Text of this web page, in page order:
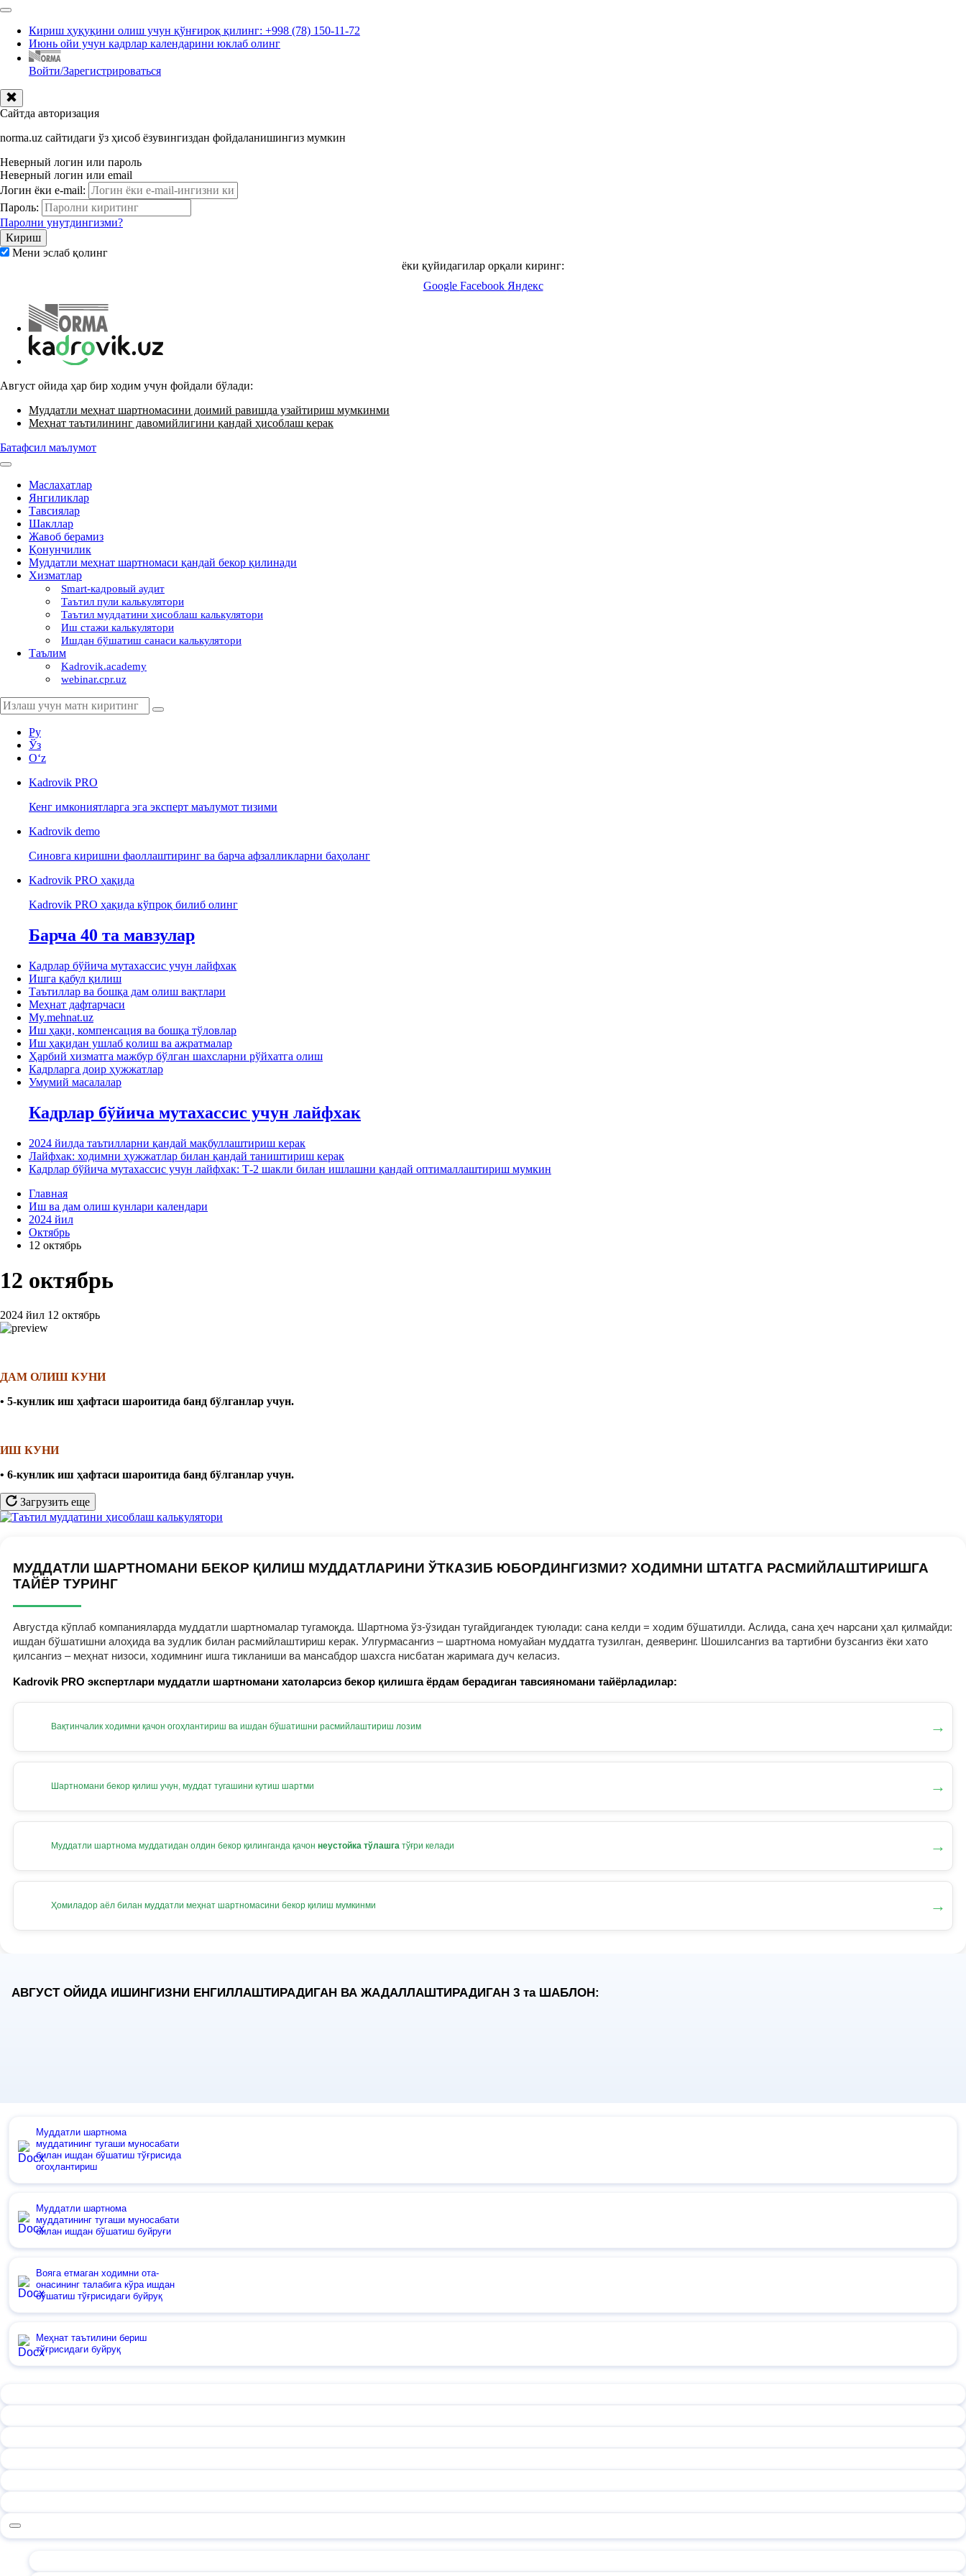
Кириш ҳуқуқини олиш учун қўнғироқ қилинг: +998 (78) 150-11-72
Июнь ойи учун кадрлар календарини юклаб олинг
Войти/Зарегистрироваться
Сайтда авторизация
norma.uz сайтидаги ўз ҳисоб ёзувингиздан фойдаланишингиз мумкин
Неверный логин или пароль
Неверный логин или email
Логин ёки e-mail:
Пароль:
Паролни унутдингизми?
Мени эслаб қолинг
ёки қуйидагилар орқали киринг:
Google Facebook Яндекс
Август ойида ҳар бир ходим учун фойдали бўлади:
Муддатли меҳнат шартномасини доимий равишда узайтириш мумкинми
Меҳнат таътилининг давомийлигини қандай ҳисоблаш керак
Батафсил маълумот
Маслаҳатлар
Янгиликлар
Тавсиялар
Шакллар
Жавоб берамиз
Қонунчилик
Муддатли меҳнат шартномаси қандай бекор қилинади
Хизматлар
Smart-кадровый аудит
Таътил пули калькулятори
Таътил муддатини ҳисоблаш калькулятори
Иш стажи калькулятори
Ишдан бўшатиш санаси калькулятори
Таълим
Kadrovik.academy
webinar.cpr.uz
Ру
Ўз
Oʻz
Kadrovik PRO
Кенг имкониятларга эга эксперт маълумот тизими
Kadrovik demo
Синовга киришни фаоллаштиринг ва барча афзалликларни баҳоланг
Kadrovik PRO ҳақида
Kadrovik PRO ҳақида кўпроқ билиб олинг
Барча 40 та мавзулар
Кадрлар бўйича мутахассис учун лайфхак
Ишга қабул қилиш
Таътиллар ва бошқа дам олиш вақтлари
Меҳнат дафтарчаси
My.mehnat.uz
Иш ҳақи, компенсация ва бошқа тўловлар
Иш ҳақидан ушлаб қолиш ва ажратмалар
Ҳарбий хизматга мажбур бўлган шахсларни рўйхатга олиш
Кадрларга доир ҳужжатлар
Умумий масалалар
Кадрлар бўйича мутахассис учун лайфхак
2024 йилда таътилларни қандай мақбуллаштириш керак
Лайфхак: ходимни ҳужжатлар билан қандай таништириш керак
Кадрлар бўйича мутахассис учун лайфхак: Т-2 шакли билан ишлашни қандай оптималлаштириш мумкин
Главная
Иш ва дам олиш кунлари календари
2024 йил
Октябрь
12 октябрь
12 октябрь
2024 йил 12 октябрь
ДАМ ОЛИШ КУНИ
• 5-кунлик иш ҳафтаси шароитида банд бўлганлар учун.
ИШ КУНИ
• 6-кунлик иш ҳафтаси шароитида банд бўлганлар учун.
Загрузить еще
МУДДАТЛИ ШАРТНОМАНИ БЕКОР ҚИЛИШ МУДДАТЛАРИНИ ЎТКАЗИБ ЮБОРДИНГИЗМИ? ХОДИМНИ ШТАТГА РАСМИЙЛАШТИРИШГА
ТАЙЁР ТУРИНГ
Августда кўплаб компанияларда муддатли шартномалар тугамоқда. Шартнома ўз-ўзидан тугайдигандек туюлади: сана келди = ходим бўшатилди. Аслида, сана ҳеч нарсани ҳал қилмайди:
ишдан бўшатишни алоҳида ва зудлик билан расмийлаштириш керак. Улгурмасангиз – шартнома номуайан муддатга тузилган, деяверинг. Шошилсангиз ва тартибни бузсангиз ёки хато
қилсангиз – меҳнат низоси, ходимнинг ишга тикланиши ва мансабдор шахсга нисбатан жаримага дуч келасиз.
Kadrovik PRO экспертлари муддатли шартномани хатоларсиз бекор қилишга ёрдам берадиган тавсияномани тайёрладилар:
Вақтинчалик ходимни қачон огоҳлантириш ва ишдан бўшатишни расмийлаштириш лозим →
Шартномани бекор қилиш учун, муддат тугашини кутиш шартми →
Муддатли шартнома муддатидан олдин бекор қилинганда қачон неустойка тўлашга тўғри келади →
Ҳомиладор аёл билан муддатли меҳнат шартномасини бекор қилиш мумкинми →
АВГУСТ ОЙИДА ИШИНГИЗНИ ЕНГИЛЛАШТИРАДИГАН ВА ЖАДАЛЛАШТИРАДИГАН 3 таШАБЛОН:
Муддатли шартнома
муддатининг тугаши муносабати
билан ишдан бўшатиш тўғрисида
огоҳлантириш
Муддатли шартнома
муддатининг тугаши муносабати
билан ишдан бўшатиш буйруғи
Вояга етмаган ходимни ота-
онасининг талабига кўра ишдан
бўшатиш тўғрисидаги буйруқ
Меҳнат таътилини бериш
тўғрисидаги буйруқ